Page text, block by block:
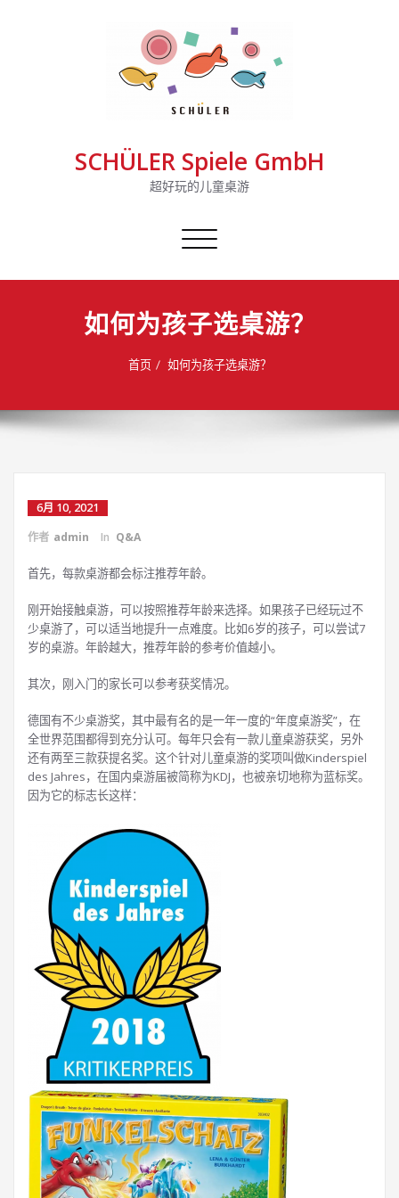
SCHÜLER Spiele GmbH
超好玩的儿童桌游
切
导
如何为孩子选桌游？
首页 如何为孩子选桌游？
6月 10, 2021
作者 admin In Q&A
首先，每款桌游都会标注推荐年龄。
刚开始接触桌游，可以按照推荐年龄来选择。如果孩子已经玩过不
少桌游了，可以适当地提升一点难度。比如6岁的孩子，可以尝试7
岁的桌游。年龄越大，推荐年龄的参考价值越小。
其次，刚入门的家长可以参考获奖情况。
德国有不少桌游奖，其中最有名的是一年一度的“年度桌游奖”，在
全世界范围都得到充分认可。每年只会有一款儿童桌游获奖，另外
还有两至三款获提名奖。这个针对儿童桌游的奖项叫做Kinderspiel
des Jahres，在国内桌游届被简称为KDJ，也被亲切地称为蓝标奖。
因为它的标志长这样：